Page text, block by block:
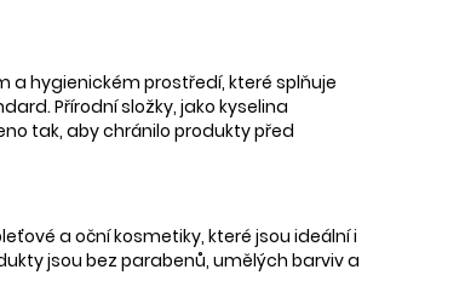
a hygienickém prostředí, které splňuje
Přírodní složky, jako kyselina
tak, aby chránilo produkty před
a oční kosmetiky, které jsou ideální i
jsou bez parabenů, umělých barviv a